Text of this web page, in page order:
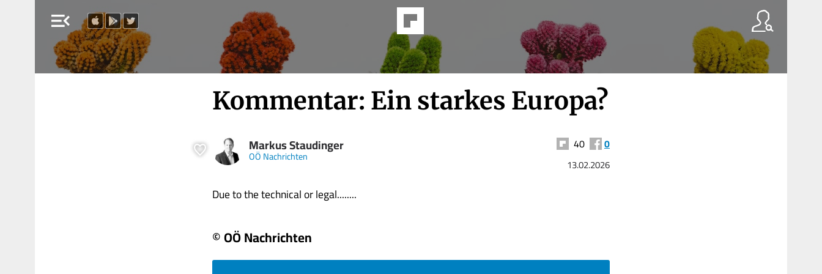
menu_open
Kommentar: Ein starkes Europa?
Markus Staudinger
OÖ Nachrichten
40 0
13.02.2026
Due to the technical or legal........
© OÖ Nachrichten